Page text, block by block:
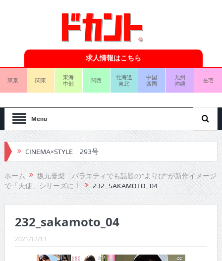
求人情報はこちら
東京 関東
東海
中部
関西
北海道
東北
中国
四国
九州
沖縄
在宅
Menu
CINEMA×STYLE 293号
CINEMA×STYLE 292号
CINEMA×STYLE 291号
CINEMA×STYLE 289号
ホーム
坂元誉梨 バラエティでも話題の“よりぴ”が新作イメージ
で「天使」シリーズに！
232_SAKAMOTO_04
232_sakamoto_04
2021/12/13